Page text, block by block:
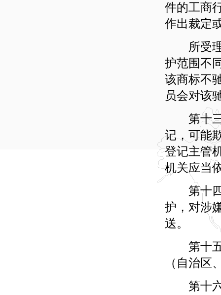
件的工商
作出裁定
所受理
护范围不
该商标不
员会对该
第十三
记，可能
登记主管
机关应当
第十四
护，对涉
送。
第十五
（自治
第十六